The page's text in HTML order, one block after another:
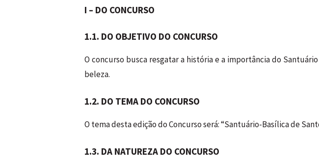
I – DO CONCURSO
1.1. DO OBJETIVO DO CONCURSO
O concurso busca resgatar a história e a importância do
beleza.
1.2. DO TEMA DO CONCURSO
O tema desta edição do Concurso será: “Santuário-Basílica de
1.3. DA NATUREZA DO CONCURSO